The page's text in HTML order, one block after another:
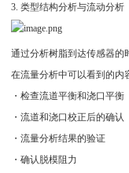
3. 类型结构分析与流动分析
通过分析树脂到达传感器的
在流量分析中可以看到的内
・检查流道平衡和浇口平衡
・流道和浇口校正后的确认
・流量分析结果的验证
・确认脱模阻力